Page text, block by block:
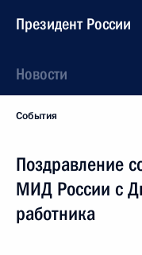
Президент России
Новости
События
Поздравление
МИД России с
работника